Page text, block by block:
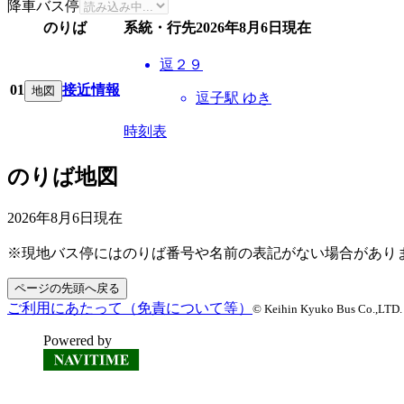
降車バス停
のりば
系統・行先2026年8月6日 現在
01 地図 接近情報
逗２９
逗子駅 ゆき
時刻表
のりば地図
2026年8月6日 現在
※現地バス停にはのりば番号や名前の表記がない場合があり
ページの先頭へ戻る
ご利用にあたって（免責について等） © Keihin Kyuko Bus Co.,LTD.
Powered by